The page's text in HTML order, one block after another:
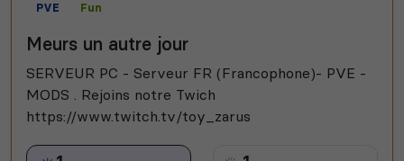
PVE Fun
Meurs un autre jour
SERVEUR PC - Serveur FR (Francophone)- PVE -
MODS . Rejoins notre Twich
https://www.twitch.tv/toy_zarus